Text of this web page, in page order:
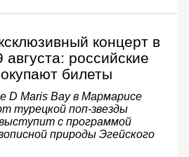
концерт в
российские
билеты
D Maris Bay в Мармарисе
турецкой поп-звезды
с программой
природы Эгейского